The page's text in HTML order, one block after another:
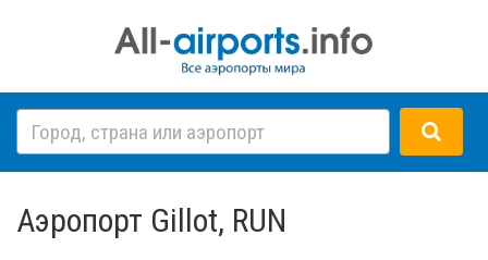
Аэропорт Gillot, RUN